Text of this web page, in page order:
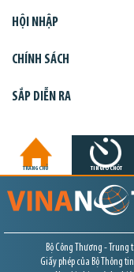
HỘI NHẬP
CHÍNH SÁCH
SẮP DIỄN RA
TRANG CHỦ TIN GIỜ CHÓT
Bộ Công Thương -
Giấy phép của Bộ Thông